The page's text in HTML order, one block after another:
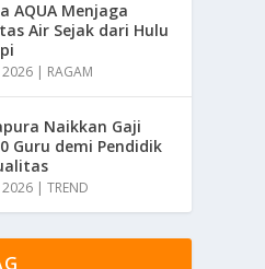
AQUA Menjaga
Air Sejak dari Hulu
| RAGAM
Naikkan Gaji
Guru demi Pendidik
|TREND